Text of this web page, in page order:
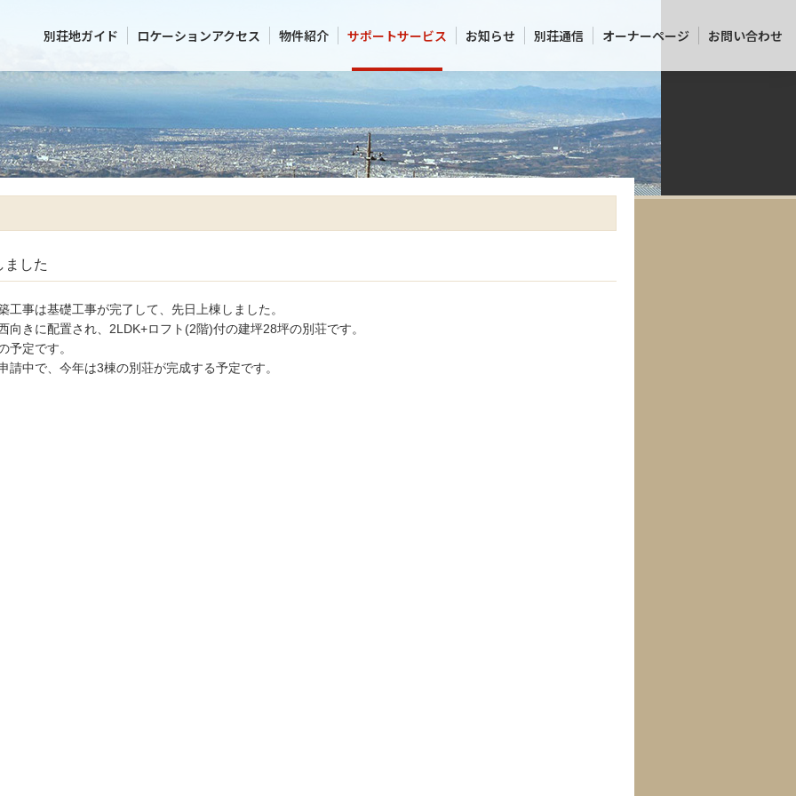
別荘地ガイド ロケーションアクセス 物件紹介 サポートサービス お知らせ 別荘通信 オーナーページ お問い合わせ
ました
事は基礎工事が完了して、先日上棟しました。
向きに配置され、2LDK+ロフト(2階)付の建坪28坪の別荘です。
予定です。
請中で、今年は3棟の別荘が完成する予定です。